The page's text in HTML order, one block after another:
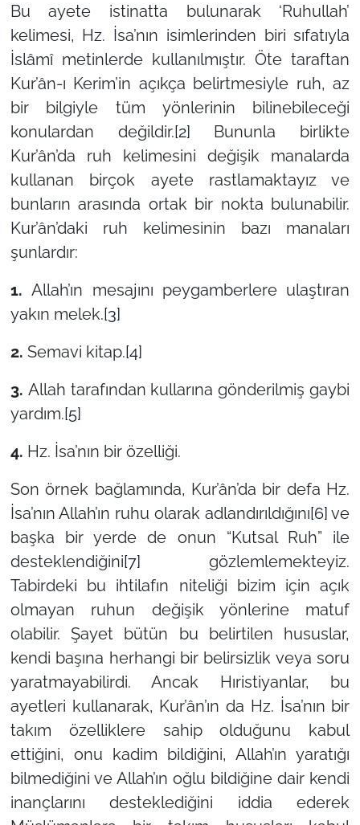
Bu ayete istinatta bulunarak ‘Ruhullah’
kelimesi, Hz. İsa’nın isimlerinden biri sıfatıyla
İslâmî metinlerde kullanılmıştır. Öte taraftan
Kur’ân-ı Kerim’in açıkça belirtmesiyle ruh, az
bir bilgiyle tüm yönlerinin bilinebileceği
konulardan değildir.[2] Bununla birlikte
Kur’ân’da ruh kelimesini değişik manalarda
kullanan birçok ayete rastlamaktayız ve
bunların arasında ortak bir nokta bulunabilir.
Kur’ân’daki ruh kelimesinin bazı manaları
şunlardır:
1.Allah’ın mesajını peygamberlere ulaştıran
yakın melek.[3]
2. Semavi kitap.[4]
3. Allah tarafından kullarına gönderilmiş gaybi
yardım.[5]
4. Hz. İsa’nın bir özelliği.
Son örnek bağlamında, Kur’ân’da bir defa Hz.
İsa’nın Allah’ın ruhu olarak adlandırıldığını[6] ve
başka bir yerde de onun “Kutsal Ruh” ile
desteklendiğini[7] gözlemlemekteyiz.
Tabirdeki bu ihtilafın niteliği bizim için açık
olmayan ruhun değişik yönlerine matuf
olabilir. Şayet bütün bu belirtilen hususlar,
kendi başına herhangi bir belirsizlik veya soru
yaratmayabilirdi. Ancak Hıristiyanlar, bu
ayetleri kullanarak, Kur’ân’ın da Hz. İsa’nın bir
takım özelliklere sahip olduğunu kabul
ettiğini, onu kadim bildiğini, Allah’ın yaratığı
bilmediğini ve Allah’ın oğlu bildiğine dair kendi
inançlarını desteklediğini iddia ederek